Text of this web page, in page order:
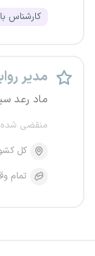
کارشناس
مدیر
ماد رعد
منقضی شده
کل
تمام